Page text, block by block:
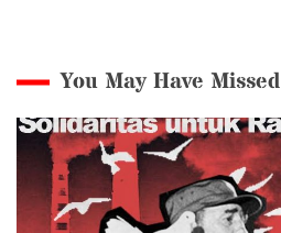
You May Have Missed